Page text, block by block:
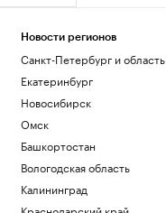
Новости регионов
Санкт-Петербург и область
Екатеринбург
Новосибирск
Омск
Башкортостан
Вологодская область
Калининград